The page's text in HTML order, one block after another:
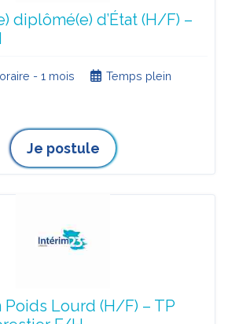
diplômé(e) d’État (H/F) –
- 1 mois
Temps plein
Je postule
Poids Lourd (H/F) – TP